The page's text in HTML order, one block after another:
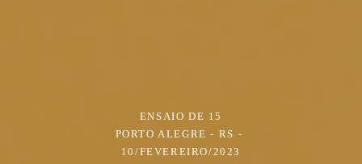
ENSAIO DE 15
PORTO ALEGRE - RS
10/FEVEREIRO/2023